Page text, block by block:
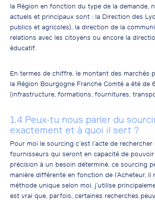
la Région en fonction du type de la demande,
actuels et principaux sont : la Direction des
publics et agricoles), la direction de la
relations avec les citoyens ou encore la
éducatif.
En termes de chiffre, le montant des marchés
la Région Bourgogne Franche Comté a été de
(infrastructure, formations, fournitures,
1.4 Peux-tu nous parler du
exactement et à quoi il sert ?
Pour moi le sourcing c’est l’acte de
fournisseurs qui seront en capacité de
précision à un besoin déterminé, ce sourcing
manière différente en fonction de l’Acheteur, il
méthode unique selon moi, j’utilise
est vrai que, parfois, certaines recherches